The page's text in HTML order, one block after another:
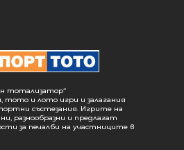
тотализатор“
тото и лото игри и залагания
състезания. Игрите на
разнообразни и предлагат
за печалби на участниците в